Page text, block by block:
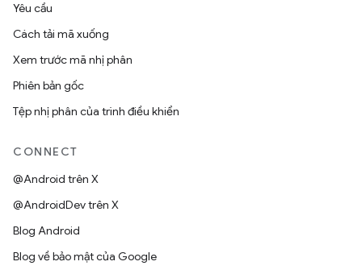
Yêu cầu
Cách tải mã xuống
Xem trước mã nhị phân
Phiên bản gốc
Tệp nhị phân của trình điều khiển
CONNECT
@Android trên X
@AndroidDev trên X
Blog Android
Blog về bảo mật của Google